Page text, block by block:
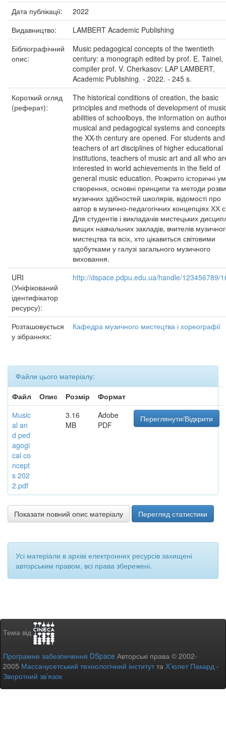
Дата публікації:
2022
Видавництво:
LAMBERT Academic Publishing
Бібліографічний
опис:
Music pedagogical concepts of the twentieth
century: a monograph edited by prof. E. Tainel,
compiler prof. V. Cherkasov: LAP LAMBERT,
Academic Publishing. - 2022. - 245 s.
Короткий огляд
(реферат):
The historical conditions of creation, the basic
principles and methods of development of
abilities of schoolboys, the information on
musical and pedagogical systems and
the XX-th century are opened. For students and
teachers of art disciplines of higher educational
institutions, teachers of music art and all who
interested in world achievements in the field of
general music education. Розкрито історичні
створення, основні принципи та методи
музичних здібностей школярів, відомості про
автор в музично-педагогічних концепціях ХХ
Для студентів і викладачів мистецьких
вищих навчальних закладів, вчителів
мистецтва та всіх, хто цікавиться світовими
здобутками у галузі загального музичного
виховання.
URI
(Уніфікований
ідентифікатор
ресурсу):
http://dspace.pdpu.edu.ua/handle/123456789/
Розташовується
у зібраннях:
Кафедра музичного мистецтва і хореографії
Файли цього матеріалу:
Файл
Опис Розмір
Формат
Мusic
al an
d ped
agogi
cal co
ncept
s 202
2.pdf
3.16
MB
Adobe
PDF
Переглянути/Відкрити
Показати повний опис матеріалу Перегляд статистики
Усі матеріали в архіві електронних ресурсів захищені
авторським правом, всі права збережені.
Тема від
Програмне забезпечення DSpace Авторські права © 2002-
2005 Массачусетський технологічний інститутта Х’юлет Пакард -
Зворотний зв’язок